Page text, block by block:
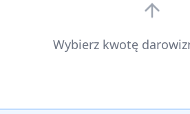
Wybierz kwotę